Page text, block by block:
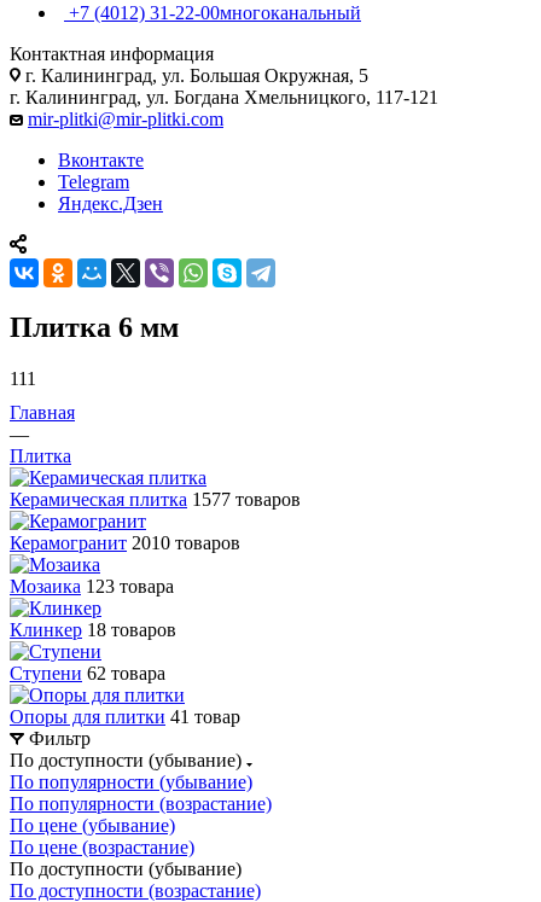
+7 (4012) 31-22-00многоканальный
Контактная информация
г. Калининград, ул. Большая Окружная, 5
г. Калининград, ул. Богдана Хмельницкого, 117-121
mir-plitki@mir-plitki.com
Вконтакте
Telegram
Яндекс.Дзен
Плитка 6 мм
111
Главная
—
Плитка
Керамическая плитка 1577 товаров
Керамогранит 2010 товаров
Мозаика 123 товара
Клинкер 18 товаров
Ступени 62 товара
Опоры для плитки 41 товар
Фильтр
По доступности (убывание)
По популярности (убывание)
По популярности (возрастание)
По цене (убывание)
По цене (возрастание)
По доступности (убывание)
По доступности (возрастание)